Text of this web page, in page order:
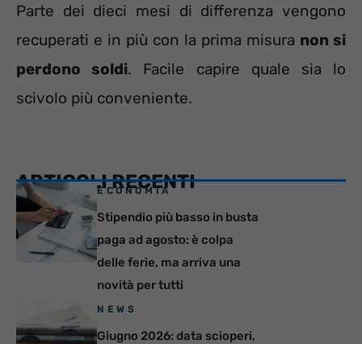
Parte dei dieci mesi di differenza vengono
recuperati e in più con la prima misura non si
perdono soldi. Facile capire quale sia lo
scivolo più conveniente.
ARTICOLI RECENTI
ECONOMIA
Stipendio più basso in busta
paga ad agosto: è colpa
delle ferie, ma arriva una
novità per tutti
NEWS
Giugno 2026: data scioperi,